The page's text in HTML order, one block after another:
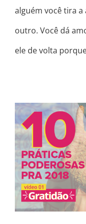
alguém você tira a
outro. Você dá
ele de volta
COMO
PRÁTICAS